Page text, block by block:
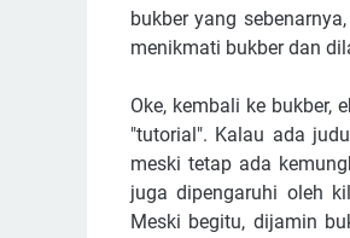
bukber yang
menikmati bukber dan
Oke, kembali ke bukber,
"tutorial". Kalau ada
meski tetap ada
juga dipengaruhi oleh
Meski begitu, dijamin